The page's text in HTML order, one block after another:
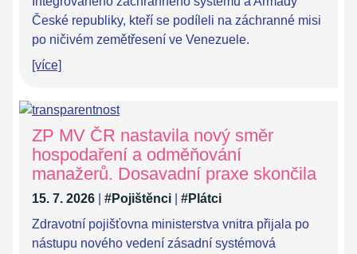
České republiky, kteří se podíleli na záchranné misi
po ničivém zemětřesení ve Venezuele.
[více]
ZP MV ČR nastavila nový směr
hospodaření a odměňování
manažerů. Dosavadní praxe skončila
15. 7. 2026 #Pojištěnci
#Plátci
Zdravotní pojišťovna ministerstva vnitra přijala po
nástupu nového vedení zásadní systémová